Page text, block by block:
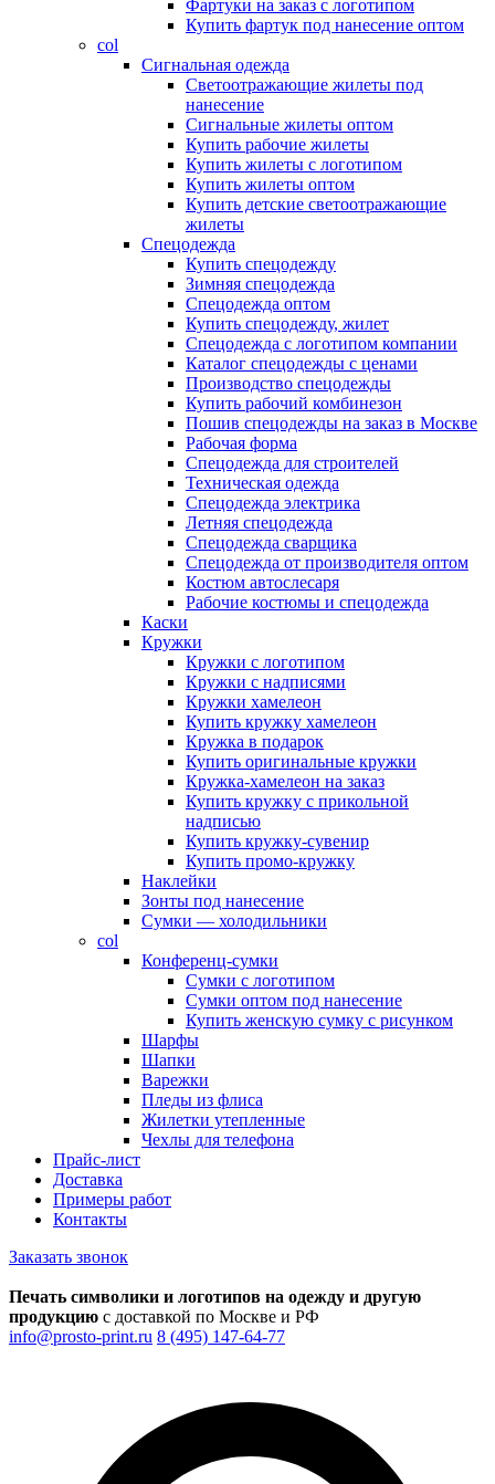
Фартуки на заказ с логотипом
Купить фартук под нанесение оптом
col
Сигнальная одежда
Светоотражающие жилеты под
нанесение
Сигнальные жилеты оптом
Купить рабочие жилеты
Купить жилеты с логотипом
Купить жилеты оптом
Купить детские светоотражающие
жилеты
Спецодежда
Купить спецодежду
Зимняя спецодежда
Спецодежда оптом
Купить спецодежду, жилет
Спецодежда с логотипом компании
Каталог спецодежды с ценами
Производство спецодежды
Купить рабочий комбинезон
Пошив спецодежды на заказ в Москве
Рабочая форма
Спецодежда для строителей
Техническая одежда
Спецодежда электрика
Летняя спецодежда
Спецодежда сварщика
Спецодежда от производителя оптом
Костюм автослесаря
Рабочие костюмы и спецодежда
Каски
Кружки
Кружки с логотипом
Кружки с надписями
Кружки хамелеон
Купить кружку хамелеон
Кружка в подарок
Купить оригинальные кружки
Кружка-хамелеон на заказ
Купить кружку с прикольной
надписью
Купить кружку-сувенир
Купить промо-кружку
Наклейки
Зонты под нанесение
Сумки — холодильники
col
Конференц-сумки
Сумки с логотипом
Сумки оптом под нанесение
Купить женскую сумку с рисунком
Шарфы
Шапки
Варежки
Пледы из флиса
Жилетки утепленные
Чехлы для телефона
Прайс-лист
Доставка
Примеры работ
Контакты
Заказать звонок
Печать символики и логотипов на одежду и другую
продукцию с доставкой по Москве и РФ
info@prosto-print.ru 8 (495) 147-64-77